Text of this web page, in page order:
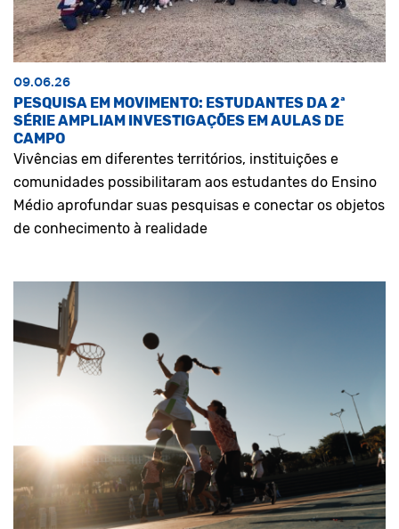
09.06.26
PESQUISA EM MOVIMENTO: ESTUDANTES DA 2ª
SÉRIE AMPLIAM INVESTIGAÇÕES EM AULAS DE
CAMPO
Vivências em diferentes territórios, instituições e
comunidades possibilitaram aos estudantes do Ensino
Médio aprofundar suas pesquisas e conectar os objetos
de conhecimento à realidade